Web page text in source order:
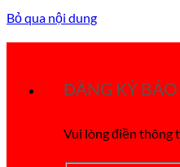
Bỏ qua nội dung
ĐĂNG KÝ BÁO
Vui lòng điền thông